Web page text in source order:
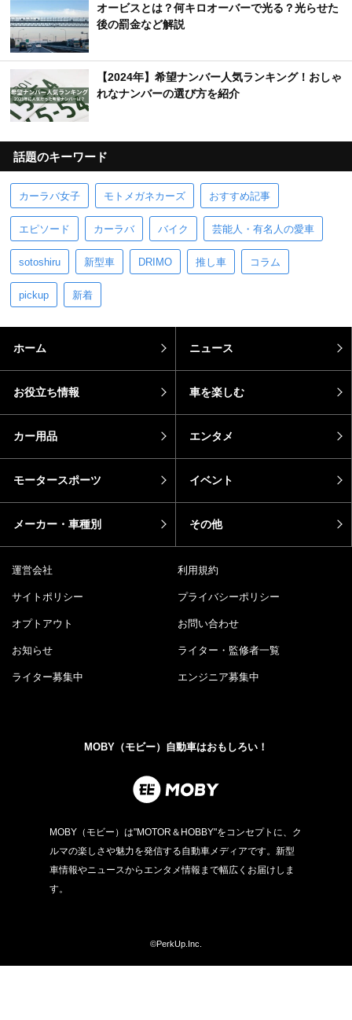
オービスとは？何キロオーバーで光る？光らせた
後の罰金など解説
【2024年】希望ナンバー人気ランキング！おしゃ
れなナンバーの選び方を紹介
話題のキーワード
カーラバ女子 モトメガネカーズ おすすめ記事
エピソード カーラバ バイク 芸能人・有名人の愛車
sotoshiru 新型車 DRIMO 推し車 コラム
pickup 新着
ホーム ニュース
お役立ち情報 車を楽しむ
カー用品 エンタメ
モータースポーツ イベント
メーカー・車種別 その他
運営会社 利用規約
サイトポリシー プライバシーポリシー
オプトアウト お問い合わせ
お知らせ ライター・監修者一覧
ライター募集中 エンジニア募集中
MOBY（モビー）自動車はおもしろい！
MOBY（モビー）は"MOTOR＆HOBBY"をコンセプトに、ク
ルマの楽しさや魅力を発信する自動車メディアです。新型
車情報やニュースからエンタメ情報まで幅広くお届けしま
す。
©PerkUp.Inc.